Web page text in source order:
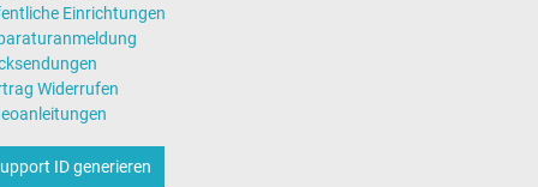
Einrichtungen
Widerrufen
ID generieren